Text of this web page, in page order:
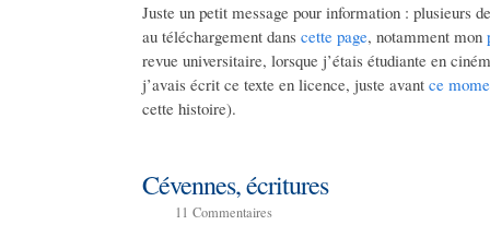
Juste un petit message pour information : plusieurs
au téléchargement dans cette page, notamment mon
revue universitaire, lorsque j’étais étudiante en
j’avais écrit ce texte en licence, juste avant ce
cette histoire).
Cévennes, écritures
11 Commentaires